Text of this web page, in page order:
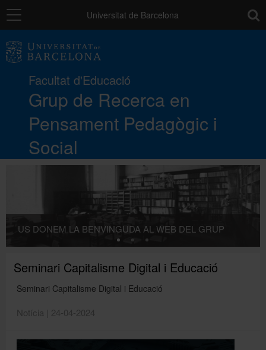
Navegació Universitat de Barcelona
Facultat d'Educació
Grup de Recerca en
Pensament Pedagògic i
Social
Docència
Directori UB
US DONEM LA BENVINGUDA AL WEB DEL GRUP
Seminari Capitalisme Digital i Educació
Seminari Capitalisme Digital i Educació
Notícia | 24-04-2024